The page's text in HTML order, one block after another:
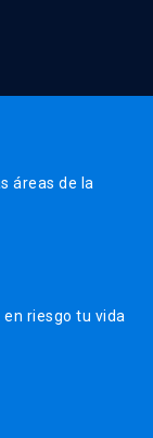
áreas de la
riesgo tu vida